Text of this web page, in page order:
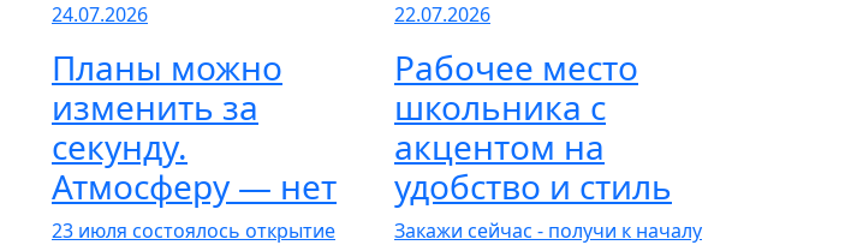
24.07.2026
Планы можно
изменить за
секунду.
Атмосферу — нет
23 июля состоялось открытие
22.07.2026
Рабочее место
школьника с
акцентом на
удобство и стиль
Закажи сейчас - получи к началу